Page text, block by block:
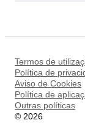
Termos de
Política de
Aviso de Cookies
Política de
Outras políticas
© 2026